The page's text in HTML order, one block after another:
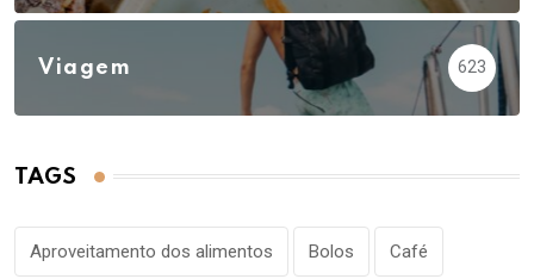
Viagem 623
TAGS
Aproveitamento dos alimentos Bolos Café